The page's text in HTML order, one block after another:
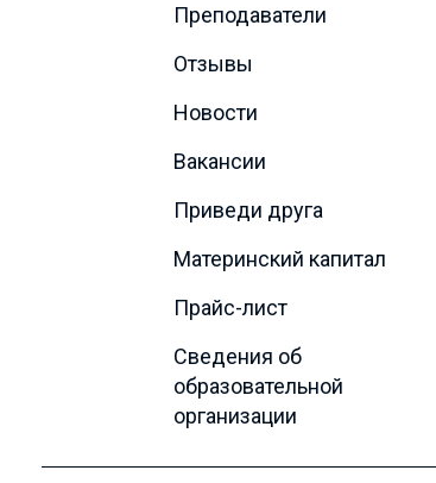
Преподаватели
Отзывы
Новости
Вакансии
Приведи друга
Материнский капитал
Прайс-лист
Сведения об
образовательной
организации